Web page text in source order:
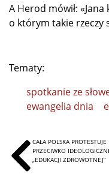
A Herod mówił:
o którym takie rzeczy
Tematy:
spotkanie ze
ewangelia dnia
CAŁA POLSKA PROTESTUJE
PRZECIWKO
„EDUKACJI ZDROWOTNEJ”